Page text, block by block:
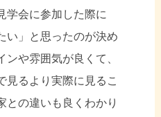
学会に参加した際に
い」と思ったのが決め
ンや雰囲気が良くて、
見るより実際に見るこ
との違いも良くわかり